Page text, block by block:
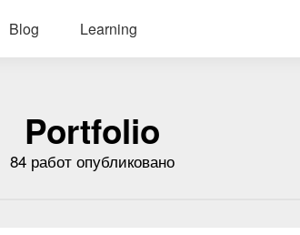
Blog Learning
Portfolio
84 работ опубликовано